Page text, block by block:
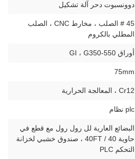
دوونسبوت دحر آلة تشكيل
45 # الصلب ، مخارط CNC ، الصلب
المطلي بالكروم
أوراق GI ، G350-550
75mm
Cr12 ، المعالجة الحرارية
plc نظام
البضائع العارية لل رول رول مع قطع في
حاوية 40 / 40FT ، صندوق خشبي لخزانة
التحكم PLC